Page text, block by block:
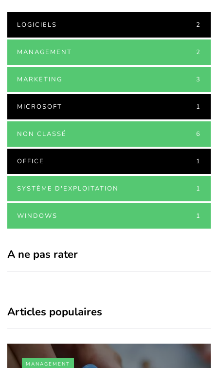
LOGICIELS 2
MANAGEMENT 2
MARKETING 3
MICROSOFT 1
NON CLASSÉ 6
OFFICE 1
SYSTÈME D'EXPLOITATION 1
WINDOWS 1
A ne pas rater
Articles populaires
MANAGEMENT